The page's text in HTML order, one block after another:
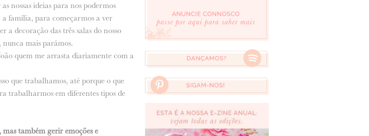
nossas ideias para nos podermos
a família, para começarmos a ver
a decoração das três salas do nosso
mais parámos.
quem me arrasta diariamente com a
que trabalhamos, até porque o que
trabalharmos em diferentes tipos de
também gerir emoções e